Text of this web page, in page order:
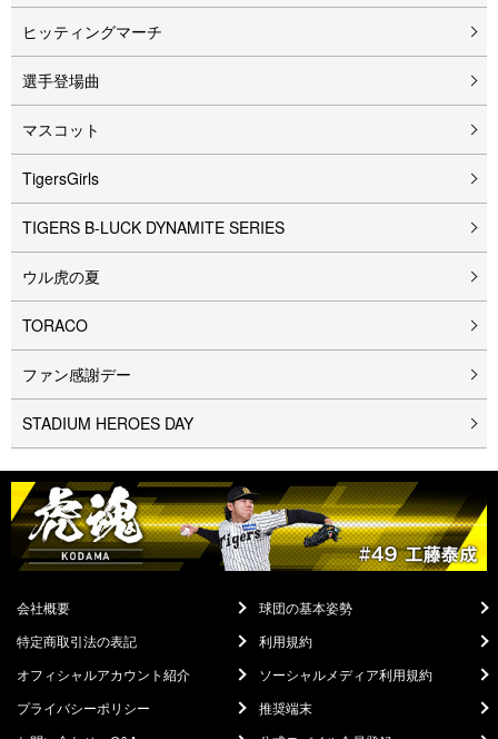
ヒッティングマーチ
選手登場曲
マスコット
TigersGirls
TIGERS B-LUCK DYNAMITE SERIES
ウル⻁の夏
TORACO
ファン感謝デー
STADIUM HEROES DAY
会社概要
球団の基本姿勢
特定商取引法の表記
利用規約
オフィシャルアカウント紹介
ソーシャルメディア利用規約
プライバシーポリシー
推奨端末